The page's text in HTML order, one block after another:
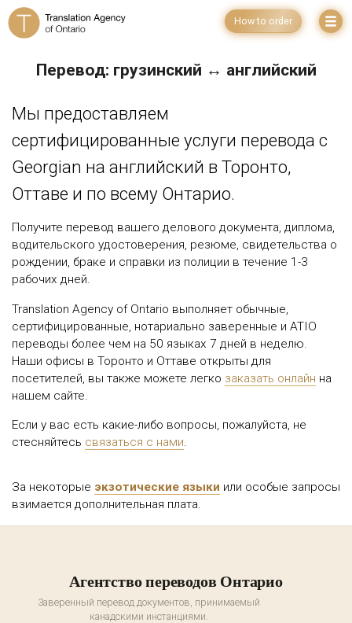
How to order
Перевод: грузинский ↔ английский
Мы предоставляем
сертифицированные услуги перевода с
Georgian на английский в Торонто,
Оттаве и по всему Онтарио.
Получите перевод вашего делового документа, диплома,
водительского удостоверения, резюме, свидетельства о
рождении, браке и справки из полиции в течение 1-3
рабочих дней.
Translation Agency of Ontario выполняет обычные,
сертифицированные, нотариально заверенные и ATIO
переводы более чем на 50 языках 7 дней в неделю.
Наши офисы в Торонто и Оттаве открыты для
посетителей, вы также можете легко заказать онлайн на
нашем сайте.
Если у вас есть какие-либо вопросы, пожалуйста, не
стесняйтесь связаться с нами.
За некоторые экзотические языки или особые запросы
взимается дополнительная плата.
Агентство переводов Онтарио
Заверенный перевод документов, принимаемый
канадскими инстанциями.